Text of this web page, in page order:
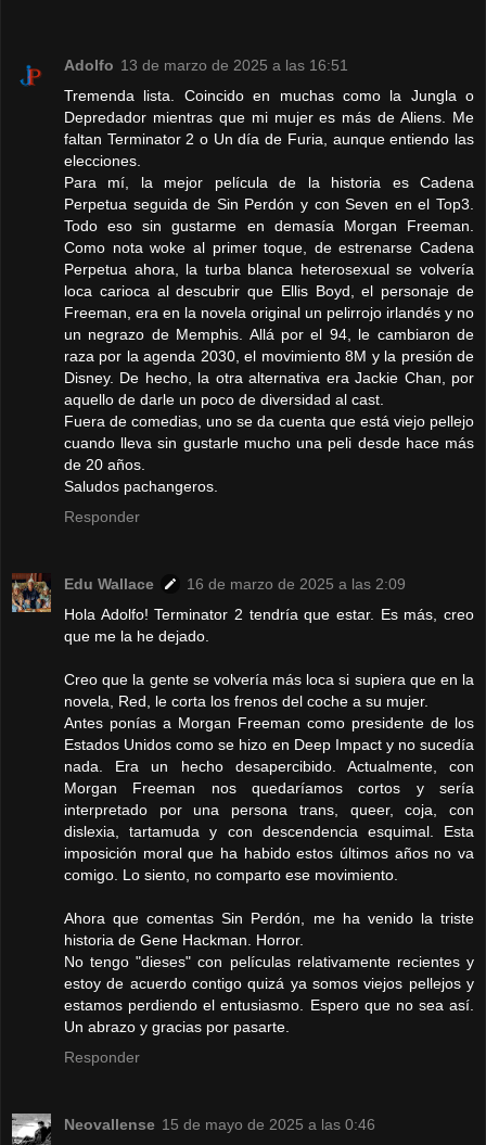
Adolfo 13 de marzo de 2025 a las 16:51
Tremenda lista. Coincido en muchas como la Jungla o
Depredador mientras que mi mujer es más de Aliens. Me
faltan Terminator 2 o Un día de Furia, aunque entiendo las
elecciones.
Para mí, la mejor película de la historia es Cadena
Perpetua seguida de Sin Perdón y con Seven en el Top3.
Todo eso sin gustarme en demasía Morgan Freeman.
Como nota woke al primer toque, de estrenarse Cadena
Perpetua ahora, la turba blanca heterosexual se volvería
loca carioca al descubrir que Ellis Boyd, el personaje de
Freeman, era en la novela original un pelirrojo irlandés y no
un negrazo de Memphis. Allá por el 94, le cambiaron de
raza por la agenda 2030, el movimiento 8M y la presión de
Disney. De hecho, la otra alternativa era Jackie Chan, por
aquello de darle un poco de diversidad al cast.
Fuera de comedias, uno se da cuenta que está viejo pellejo
cuando lleva sin gustarle mucho una peli desde hace más
de 20 años.
Saludos pachangeros.
Responder
Edu Wallace
16 de marzo de 2025 a las 2:09
Hola Adolfo! Terminator 2 tendría que estar. Es más, creo
que me la he dejado.
Creo que la gente se volvería más loca si supiera que en la
novela, Red, le corta los frenos del coche a su mujer.
Antes ponías a Morgan Freeman como presidente de los
Estados Unidos como se hizo en Deep Impact y no sucedía
nada. Era un hecho desapercibido. Actualmente, con
Morgan Freeman nos quedaríamos cortos y sería
interpretado por una persona trans, queer, coja, con
dislexia, tartamuda y con descendencia esquimal. Esta
imposición moral que ha habido estos últimos años no va
comigo. Lo siento, no comparto ese movimiento.
Ahora que comentas Sin Perdón, me ha venido la triste
historia de Gene Hackman. Horror.
No tengo "dieses" con películas relativamente recientes y
estoy de acuerdo contigo quizá ya somos viejos pellejos y
estamos perdiendo el entusiasmo. Espero que no sea así.
Un abrazo y gracias por pasarte.
Responder
Neovallense 15 de mayo de 2025 a las 0:46